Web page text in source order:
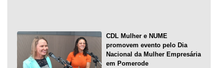
CDL Mulher e NUME
promovem evento pelo Dia
Nacional da Mulher Empresária
em Pomerode